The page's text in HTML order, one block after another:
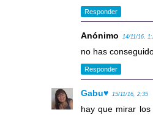
Responder
Anónimo 14/11/16,
no has
Responder
Gabu♥ 15/11/16, 2:35
hay que mirar